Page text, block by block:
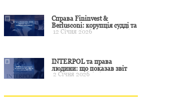
Справа Fininvest &
Berlusconi: корупція судді та
презумпція невинуватості
12 Січня 2026
INTERPOL та права
людини: що показав звіт
CCF за 2024 рік і чого чекати
2 Січня 2026